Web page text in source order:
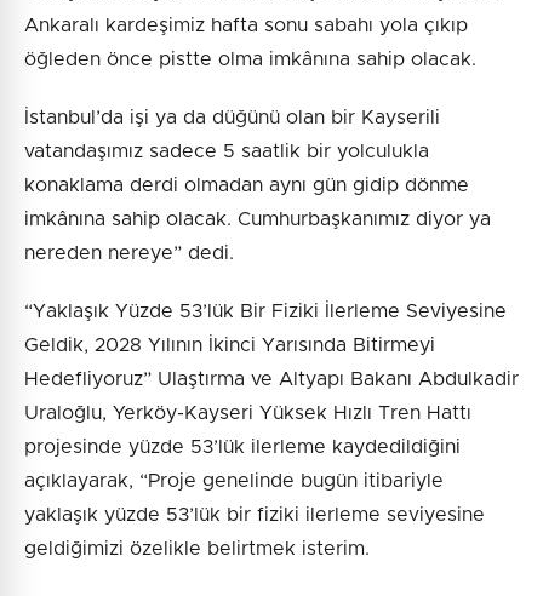
Ankaralı kardeşimiz hafta sonu sabahı yola çıkıp
öğleden önce pistte olma imkânına sahip olacak.
İstanbul’da işi ya da düğünü olan bir Kayserili
vatandaşımız sadece 5 saatlik bir yolculukla
konaklama derdi olmadan aynı gün gidip dönme
imkânına sahip olacak. Cumhurbaşkanımız diyor ya
nereden nereye” dedi.
“Yaklaşık Yüzde 53’lük Bir Fiziki İlerleme Seviyesine
Geldik, 2028 Yılının İkinci Yarısında Bitirmeyi
Hedefliyoruz” Ulaştırma ve Altyapı Bakanı Abdulkadir
Uraloğlu, Yerköy-Kayseri Yüksek Hızlı Tren Hattı
projesinde yüzde 53’lük ilerleme kaydedildiğini
açıklayarak, “Proje genelinde bugün itibariyle
yaklaşık yüzde 53’lük bir fiziki ilerleme seviyesine
geldiğimizi özelikle belirtmek isterim.